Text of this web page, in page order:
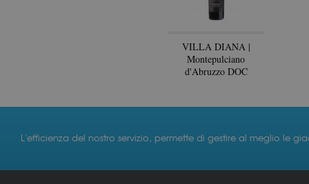
VILLA DIANA |
Montepulciano
d'Abruzzo DOC
L'efficienza del nostro servizio, permette di gestire al meglio le